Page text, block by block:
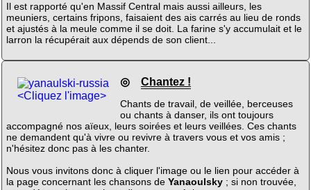
Il est rapporté qu'en Massif Central mais aussi ailleurs, les
meuniers, certains fripons, faisaient des ais carrés au lieu de ronds
et ajustés à la meule comme il se doit. La farine s'y accumulait et le
larron la récupérait aux dépends de son client...
<Cliquez l'image>
◎ Chantez !
Chants de travail, de veillée, berceuses
ou chants à danser, ils ont toujours
accompagné nos aïeux, leurs soirées et leurs veillées. Ces chants
ne demandent qu'à vivre ou revivre à travers vous et vos amis ;
n'hésitez donc pas à les chanter.
Nous vous invitons donc à cliquer l'image ou le lien pour accéder à
la page concernant les chansons de Yanaoulsky; si non trouvée,